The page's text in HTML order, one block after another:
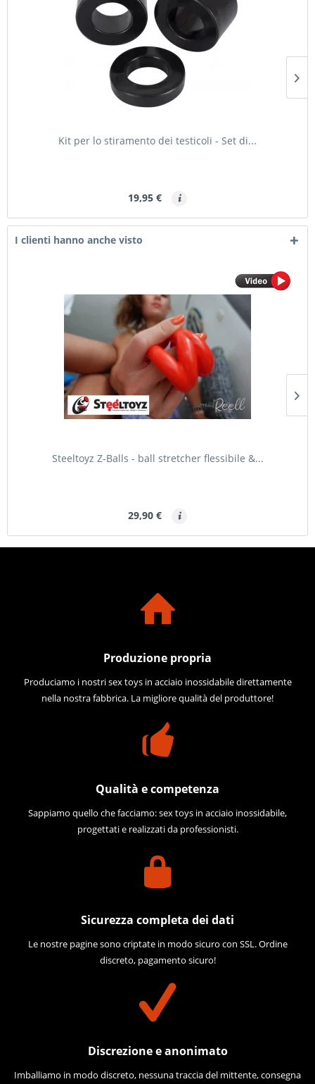
Kit per lo stiramento dei testicoli - Set di...
19,95 €
I clienti hanno anche visto
Steeltoyz Z-Balls - ball stretcher flessibile &...
29,90 €
Produzione propria
Produciamo i nostri sex toys in acciaio inossidabile direttamente
nella nostra fabbrica. La migliore qualità del produttore!
Qualità e competenza
Sappiamo quello che facciamo: sex toys in acciaio inossidabile,
progettati e realizzati da professionisti.
Sicurezza completa dei dati
Le nostre pagine sono criptate in modo sicuro con SSL. Ordine
discreto, pagamento sicuro!
Discrezione e anonimato
Imballiamo in modo discreto, nessuna traccia del mittente, consegna